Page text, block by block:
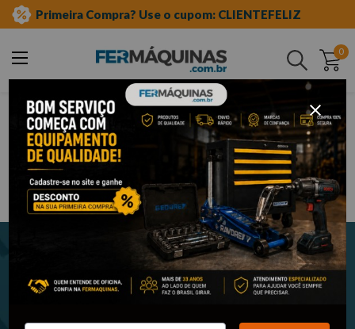
Primeira Compra? Use o cupom: CLIENTEFELIZ
0
Buscar
Cadastre-se e receba nossas novidades e promoções em seu e-
mail!